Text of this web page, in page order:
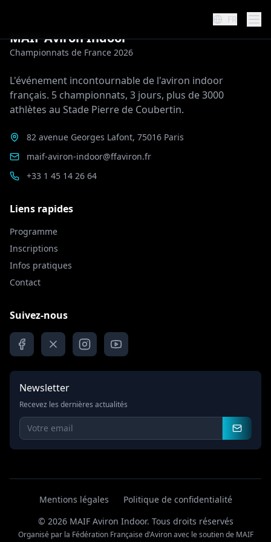
FR
MAIF Aviron Indoor
Championnats de France 2026
L'événement incontournable de l'aviron indoor
français. 5 championnats, 3 jours, plus de 3000
athlètes au Stade Pierre de Coubertin.
82 avenue Georges Lafont, 75016 Paris
maif-aviron-indoor@ffaviron.fr
+33 1 45 14 26 64
Liens rapides
Programme
Inscriptions
Infos pratiques
Contact
Suivez-nous
Newsletter
Recevez les dernières actualités
Mentions légales
Politique de confidentialité
© 2026 MAIF Aviron Indoor. Tous droits réservés
Organisé par la Fédération Française d'Aviron avec le soutien de MAIF